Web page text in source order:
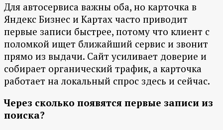
Для автосервиса важны оба, но карточка в
Яндекс Бизнес и Картах часто приводит
первые записи быстрее, потому что клиент с
поломкой ищет ближайший сервис и звонит
прямо из выдачи. Сайт усиливает доверие и
собирает органический трафик, а карточка
работает на локальный спрос здесь и сейчас.
Через сколько появятся первые записи из
поиска?